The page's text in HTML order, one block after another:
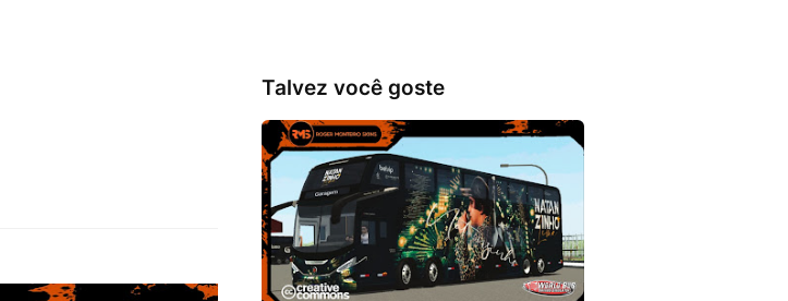
Talvez você goste